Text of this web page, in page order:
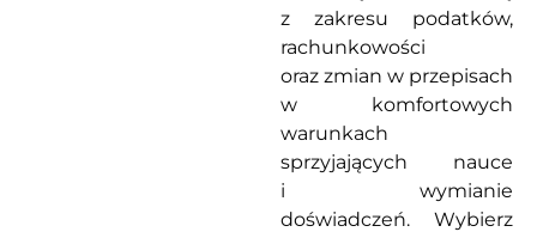
z zakresu podatków,
rachunkowości
oraz zmian w przepisach
w komfortowych
warunkach
sprzyjających nauce
i wymianie
doświadczeń. Wybierz